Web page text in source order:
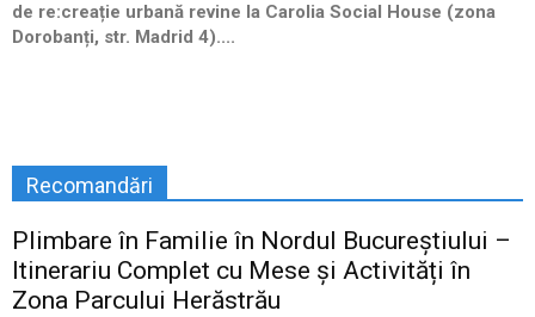
de re:creație urbană revine la Carolia Social House (zona
Dorobanți, str. Madrid 4)....
Recomandări
Plimbare în Familie în Nordul Bucureștiului –
Itinerariu Complet cu Mese și Activități în
Zona Parcului Herăstrău